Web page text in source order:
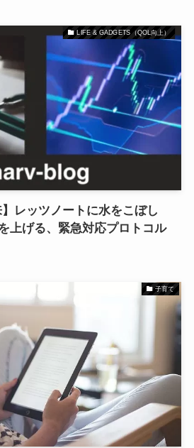
LIFE & GADGETS（QOL向上）
】レッツノートに水をこぼし
上げる、緊急対応プロトコル
子育て